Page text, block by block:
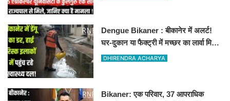
Dengue Bikaner : बीकानेर में अलर्ट!
घर-दुकान या फैक्ट्री में मच्छर का लार्वा मिला
तो होगा चालान
DHIRENDRA ACHARYA
Bikaner: एक परिवार, 37 आपराधिक